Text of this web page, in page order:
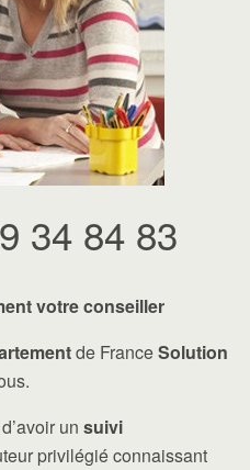
34 84 83
votre conseiller
de FranceSolution
un suivi
privilégié connaissant